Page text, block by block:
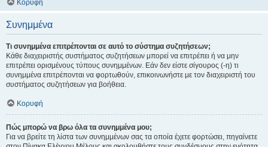
Κορυφή
Συνημμένα
Τι συνημμένα επιτρέπονται σε αυτό το σύστημα συζητήσεων;
Κάθε διαχειριστής συστήματος συζητήσεων μπορεί να επιτρέπει ή να μην
επιτρέπει ορισμένους τύπους συνημμένων. Εάν δεν είστε σίγουρος (-η) τι
συνημμένα επιτρέπονται να φορτωθούν, επικοινωνήστε με τον διαχειριστή του
συστήματος συζητήσεων για βοήθεια.
Κορυφή
Πώς μπορώ να βρω όλα τα συνημμένα μου;
Για να βρείτε τη λίστα των συνημμένων σας τα οποία έχετε φορτώσει, πηγαίνετε